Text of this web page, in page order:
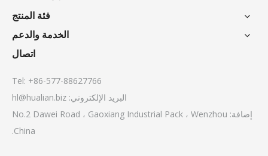
فئة المنتج
الخدمة والدعم
اتصال
Tel: +86-577-88627766
البريد الإلكتروني: hl@hualian.biz
إضافة: No.2 Dawei Road ، Gaoxiang Industrial Pack ، Wenzhou
China.